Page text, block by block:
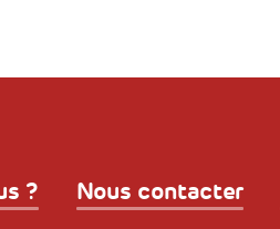
? Nous contacter